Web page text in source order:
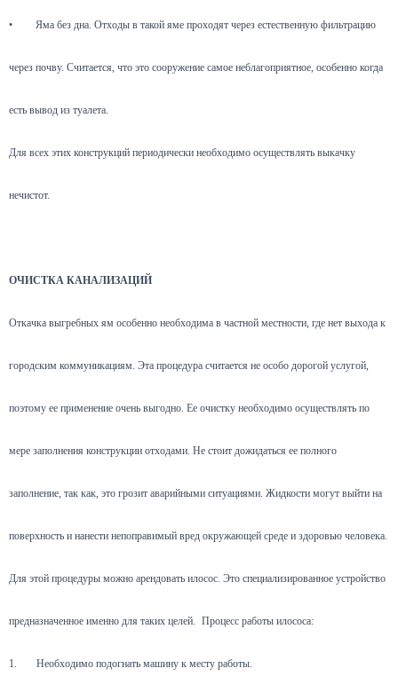
• Яма без дна. Отходы в такой яме проходят через естественную фильтрацию
через почву. Считается, что это сооружение самое неблагоприятное, особенно когда
есть вывод из туалета.
Для всех этих конструкций периодически необходимо осуществлять выкачку
нечистот.
ОЧИСТКА КАНАЛИЗАЦИЙ
Откачка выгребных ям особенно необходима в частной местности, где нет выхода к
городским коммуникациям. Эта процедура считается не особо дорогой услугой,
поэтому ее применение очень выгодно. Ее очистку необходимо осуществлять по
мере заполнения конструкции отходами. Не стоит дожидаться ее полного
заполнение, так как, это грозит аварийными ситуациями. Жидкости могут выйти на
поверхность и нанести непоправимый вред окружающей среде и здоровью человека.
Для этой процедуры можно арендовать илосос. Это специализированное устройство
предназначенное именно для таких целей. Процесс работы илососа:
1. Необходимо подогнать машину к месту работы.